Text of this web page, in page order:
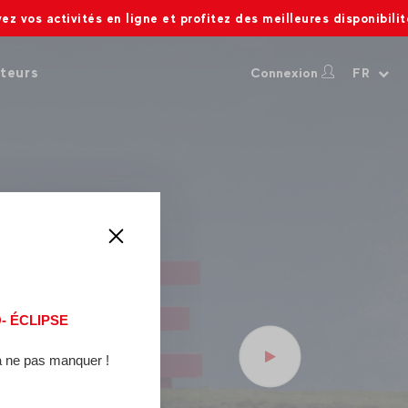
en ligne et profitez des meilleures disponibilités.
Connexion FR
.
avez-vous envie
ÉCLIPSE
ne pas manquer !